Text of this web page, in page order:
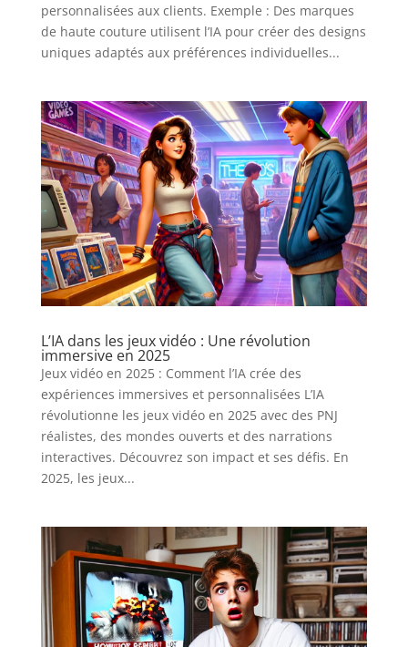
personnalisées aux clients. Exemple : Des marques
de haute couture utilisent l’IA pour créer des designs
uniques adaptés aux préférences individuelles...
L’IA dans les jeux vidéo : Une révolution
immersive en 2025
Jeux vidéo en 2025 : Comment l’IA crée des
expériences immersives et personnalisées L’IA
révolutionne les jeux vidéo en 2025 avec des PNJ
réalistes, des mondes ouverts et des narrations
interactives. Découvrez son impact et ses défis. En
2025, les jeux...